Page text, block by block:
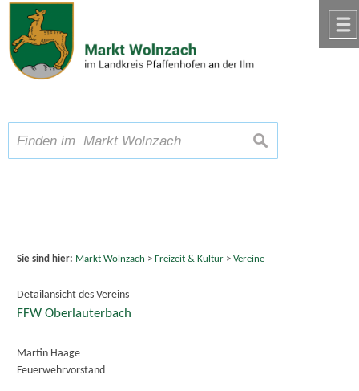
Zum Inhalt,zur Navigation
Schriftgröße A A A suchen
Sie sind hier: Markt Wolnzach > Freizeit & Kultur> Vereine
Detailansicht des Vereins
FFW Oberlauterbach
Martin Haage
Feuerwehrvorstand